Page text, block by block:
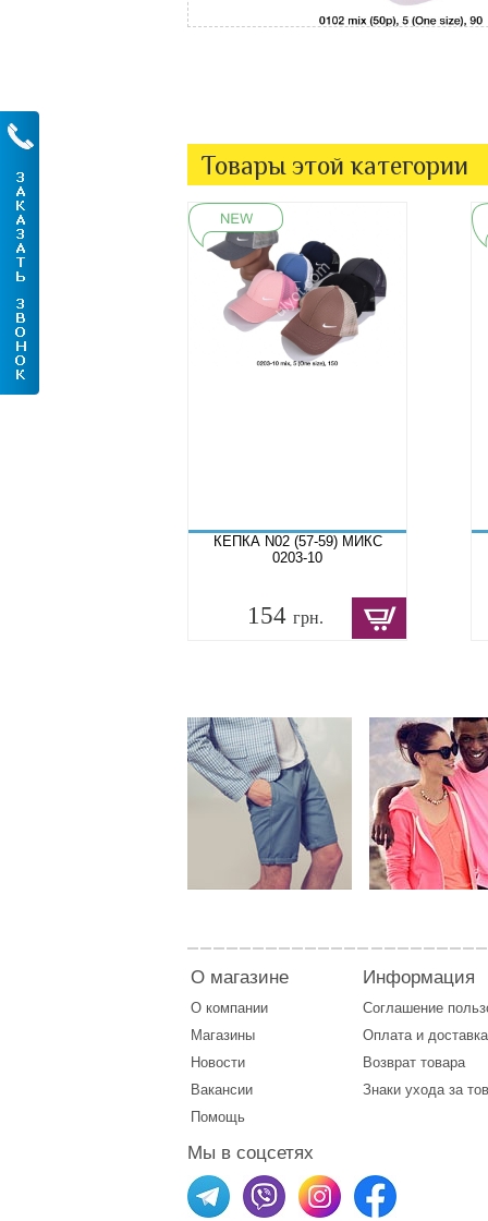
Товары этой категории
КЕПКА N02 (57-59) МИКС
0203-10
154 грн.
О магазине
О компании
Магазины
Новости
Вакансии
Помощь
Информация
Соглашение
Оплатаи
Возврат товара
Знаки ухода за
Мы в соцсетях